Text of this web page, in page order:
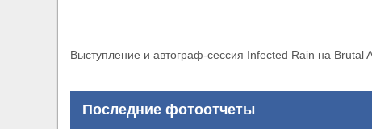
Выступление и автограф-сессия Infected Rain на Brutal
Последние фотоотчеты